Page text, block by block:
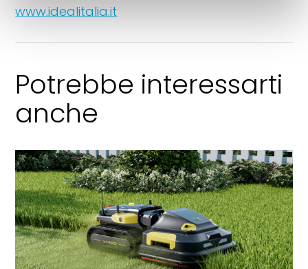
www.idealitalia.it
Potrebbe interessarti
anche